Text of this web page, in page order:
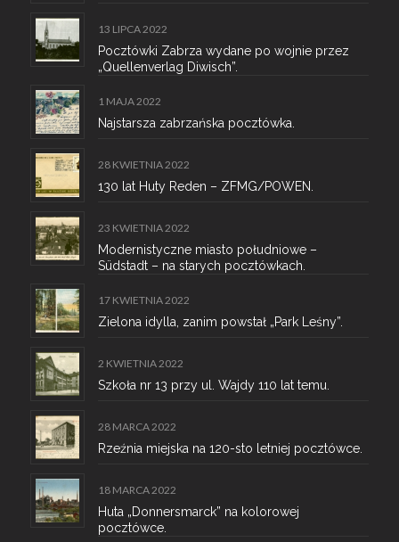
13 LIPCA 2022
Pocztówki Zabrza wydane po wojnie przez
„Quellenverlag Diwisch”.
1 MAJA 2022
Najstarsza zabrzańska pocztówka.
28 KWIETNIA 2022
130 lat Huty Reden – ZFMG/POWEN.
23 KWIETNIA 2022
Modernistyczne miasto południowe –
Südstadt – na starych pocztówkach.
17 KWIETNIA 2022
Zielona idylla, zanim powstał „Park Leśny”.
2 KWIETNIA 2022
Szkoła nr 13 przy ul. Wajdy 110 lat temu.
28 MARCA 2022
Rzeźnia miejska na 120-sto letniej pocztówce.
18 MARCA 2022
Huta „Donnersmarck” na kolorowej
pocztówce.